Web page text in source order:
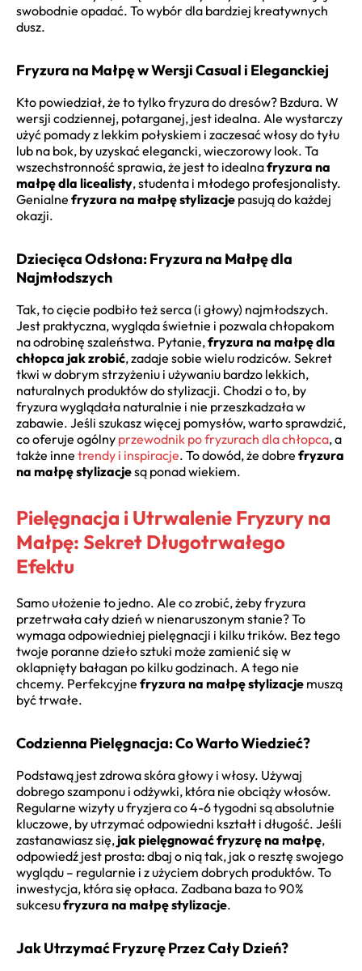
swobodnie opadać. To wybór dla bardziej kreatywnych
dusz.
Fryzura na Małpę w Wersji Casual i Eleganckiej
Kto powiedział, że to tylko fryzura do dresów? Bzdura. W
wersji codziennej, potarganej, jest idealna. Ale wystarczy
użyć pomady z lekkim połyskiem i zaczesać włosy do tyłu
lub na bok, by uzyskać elegancki, wieczorowy look. Ta
wszechstronność sprawia, że jest to idealnafryzura na
małpę dla licealisty, studenta i młodego profesjonalisty.
Genialne fryzura na małpę stylizacje pasują do każdej
okazji.
Dziecięca Odsłona: Fryzura na Małpę dla
Najmłodszych
Tak, to cięcie podbiło też serca (i głowy) najmłodszych.
Jest praktyczna, wygląda świetnie i pozwala chłopakom
na odrobinę szaleństwa. Pytanie,fryzura na małpę dla
chłopca jak zrobić, zadaje sobie wielu rodziców. Sekret
tkwi w dobrym strzyżeniu i używaniu bardzo lekkich,
naturalnych produktów do stylizacji. Chodzi o to, by
fryzura wyglądała naturalnie i nie przeszkadzała w
zabawie. Jeśli szukasz więcej pomysłów, warto sprawdzić,
co oferuje ogólny przewodnik po fryzurach dla chłopca, a
także inne trendy i inspiracje. To dowód, że dobre fryzura
na małpę stylizacjesą ponad wiekiem.
Pielęgnacja i Utrwalenie Fryzury na
Małpę: Sekret Długotrwałego
Efektu
Samo ułożenie to jedno. Ale co zrobić, żeby fryzura
przetrwała cały dzień w nienaruszonym stanie? To
wymaga odpowiedniej pielęgnacji i kilku trików. Bez tego
twoje poranne dzieło sztuki może zamienić się w
oklapnięty bałagan po kilku godzinach. A tego nie
chcemy. Perfekcyjne fryzura na małpę stylizacje muszą
być trwałe.
Codzienna Pielęgnacja: Co Warto Wiedzieć?
Podstawą jest zdrowa skóra głowy i włosy. Używaj
dobrego szamponu i odżywki, która nie obciąży włosów.
Regularne wizyty u fryzjera co 4-6 tygodni są absolutnie
kluczowe, by utrzymać odpowiedni kształt i długość. Jeśli
zastanawiasz się, jak pielęgnować fryzurę na małpę,
odpowiedź jest prosta: dbaj o nią tak, jak o resztę swojego
wyglądu – regularnie i z użyciem dobrych produktów. To
inwestycja, która się opłaca. Zadbana baza to 90%
sukcesufryzura na małpę stylizacje.
Jak Utrzymać Fryzurę Przez Cały Dzień?